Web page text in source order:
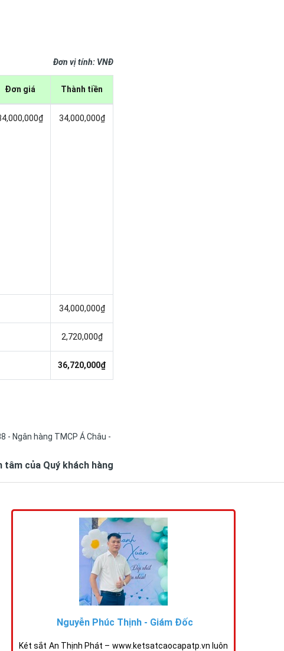
Đơn vị tính: VNĐ
Đơn giá Thành tiền
34,000,000₫
34,000,000₫
2,720,000₫
36,720,000₫
- Ngân hàng TMCP Á Châu -
tâm của Quý khách hàng
Nguyễn Phúc Thịnh - Giám Đốc
Két sắt An Thịnh Phát – www.ketsatcaocapatp.vn luôn